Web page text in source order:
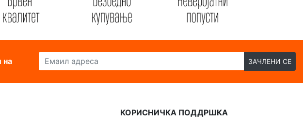
на
Емаил адреса
ЗАЧЛЕНИ СЕ
КОРИСНИЧКА ПОДДРШКА